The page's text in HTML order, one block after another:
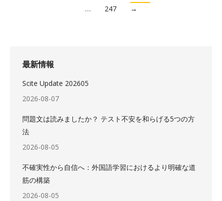
…
247 →
最新情報
Scite Update 202605
2026-08-07
問題文は読みましたか？ テスト不安を和らげる5つの方
法
2026-08-05
不確実性から自信へ：外国語学習におけるより明確な道
筋の構築
2026-08-05